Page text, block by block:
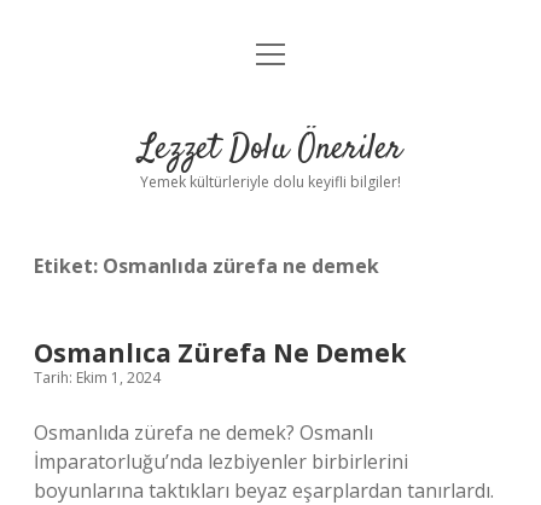
Anasayfa
Yasal Uyarı
menüyü
Lezzet Dolu Öneriler
Yemek kültürleriyle dolu keyifli bilgiler!
Etiket: Osmanlıda zürefa ne demek
Osmanlıca Zürefa Ne Demek
Tarih: Ekim 1, 2024
Osmanlıda zürefa ne demek? Osmanlı
İmparatorluğu’nda lezbiyenler birbirlerini
boyunlarına taktıkları beyaz eşarplardan tanırlardı.